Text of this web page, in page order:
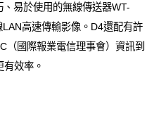
易於使用的無線傳送器WT-
高速傳輸影像。D4還配有許
（國際報業電信理事會）資訊到
效率。